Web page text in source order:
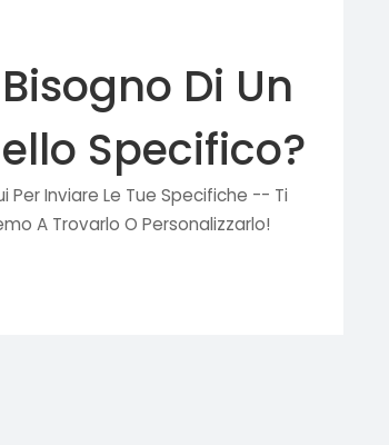
Di Un
Specifico?
Per Inviare Le Tue Specifiche -- Ti
A Trovarlo O Personalizzarlo!